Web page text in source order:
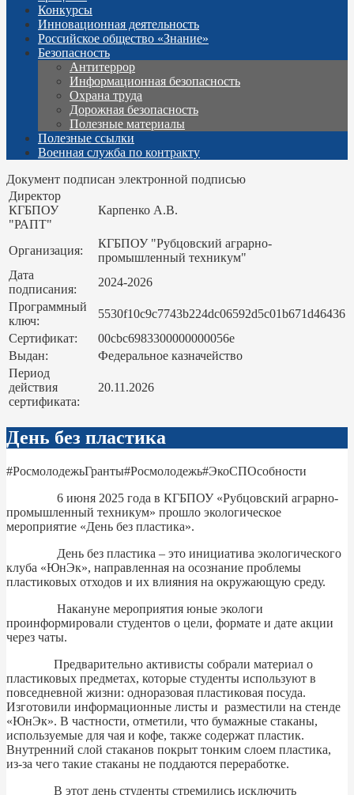
Конкурсы
Инновационная деятельность
Российское общество «Знание»
Безопасность
Антитеррор
Информационная безопасность
Охрана труда
Дорожная безопасность
Полезные материалы
Полезные ссылки
Военная служба по контракту
Документ подписан электронной подписью
Директор
КГБПОУ
"РАПТ"
Карпенко А.В.
Организация:
КГБПОУ "Рубцовский аграрно-
промышленный техникум"
Дата
подписания:
2024-2026
Программный
ключ:
5530f10c9c7743b224dc06592d5c01b671d46436
Сертификат:
00cbc6983300000000056e
Выдан:
Федеральное казначейство
Период
действия
сертификата:
20.11.2026
День без пластика
#РосмолодежьГранты#Росмолодежь#ЭкоСПОсобности
6 июня 2025 года в КГБПОУ «Рубцовский аграрно-
промышленный техникум» прошло экологическое
мероприятие «День без пластика».
День без пластика – это инициатива экологического
клуба «ЮнЭк», направленная на осознание проблемы
пластиковых отходов и их влияния на окружающую среду.
Накануне мероприятия юные экологи
проинформировали студентов о цели, формате и дате акции
через чаты.
Предварительно активисты собрали материал о
пластиковых предметах, которые студенты используют в
повседневной жизни: одноразовая пластиковая посуда.
Изготовили информационные листы и разместили на стенде
«ЮнЭк». В частности, отметили, что бумажные стаканы,
используемые для чая и кофе, также содержат пластик.
Внутренний слой стаканов покрыт тонким слоем пластика,
из-за чего такие стаканы не поддаются переработке.
В этот день студенты стремились исключить